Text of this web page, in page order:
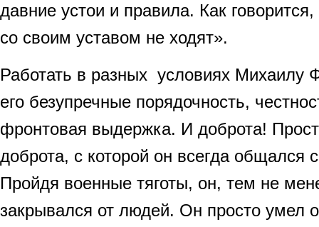
давние устои и правила. Как
со своим уставом не ходят».
Работать в разных условиях Михаилу
его безупречные порядочность,
фронтовая выдержка. И доброта!
доброта, с которой он всегда
Пройдя военные тяготы, он, тем не
закрывался от людей. Он просто умел